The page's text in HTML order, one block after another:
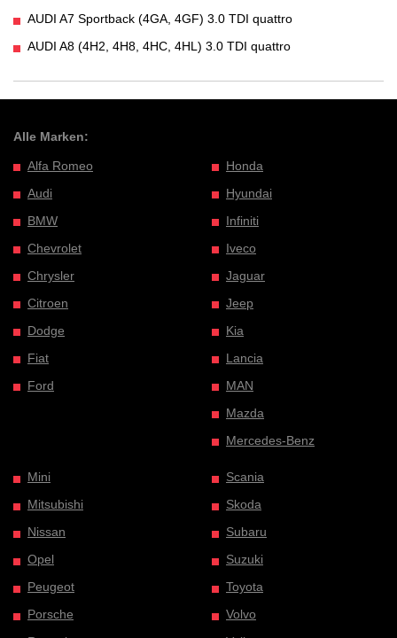
AUDI A7 Sportback (4GA, 4GF) 3.0 TDI quattro
AUDI A8 (4H2, 4H8, 4HC, 4HL) 3.0 TDI quattro
Alle Marken:
Alfa Romeo
Audi
BMW
Chevrolet
Chrysler
Citroen
Dodge
Fiat
Ford
Honda
Hyundai
Infiniti
Iveco
Jaguar
Jeep
Kia
Lancia
MAN
Mazda
Mercedes-Benz
Mini
Mitsubishi
Nissan
Opel
Peugeot
Porsche
Scania
Skoda
Subaru
Suzuki
Toyota
Volvo